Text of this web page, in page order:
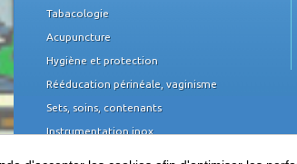
Tabacologie
Acupuncture
Hygiène et protection
Rééducation périnéale, vaginisme
Sets, soins, contenants
Instrumentation inox